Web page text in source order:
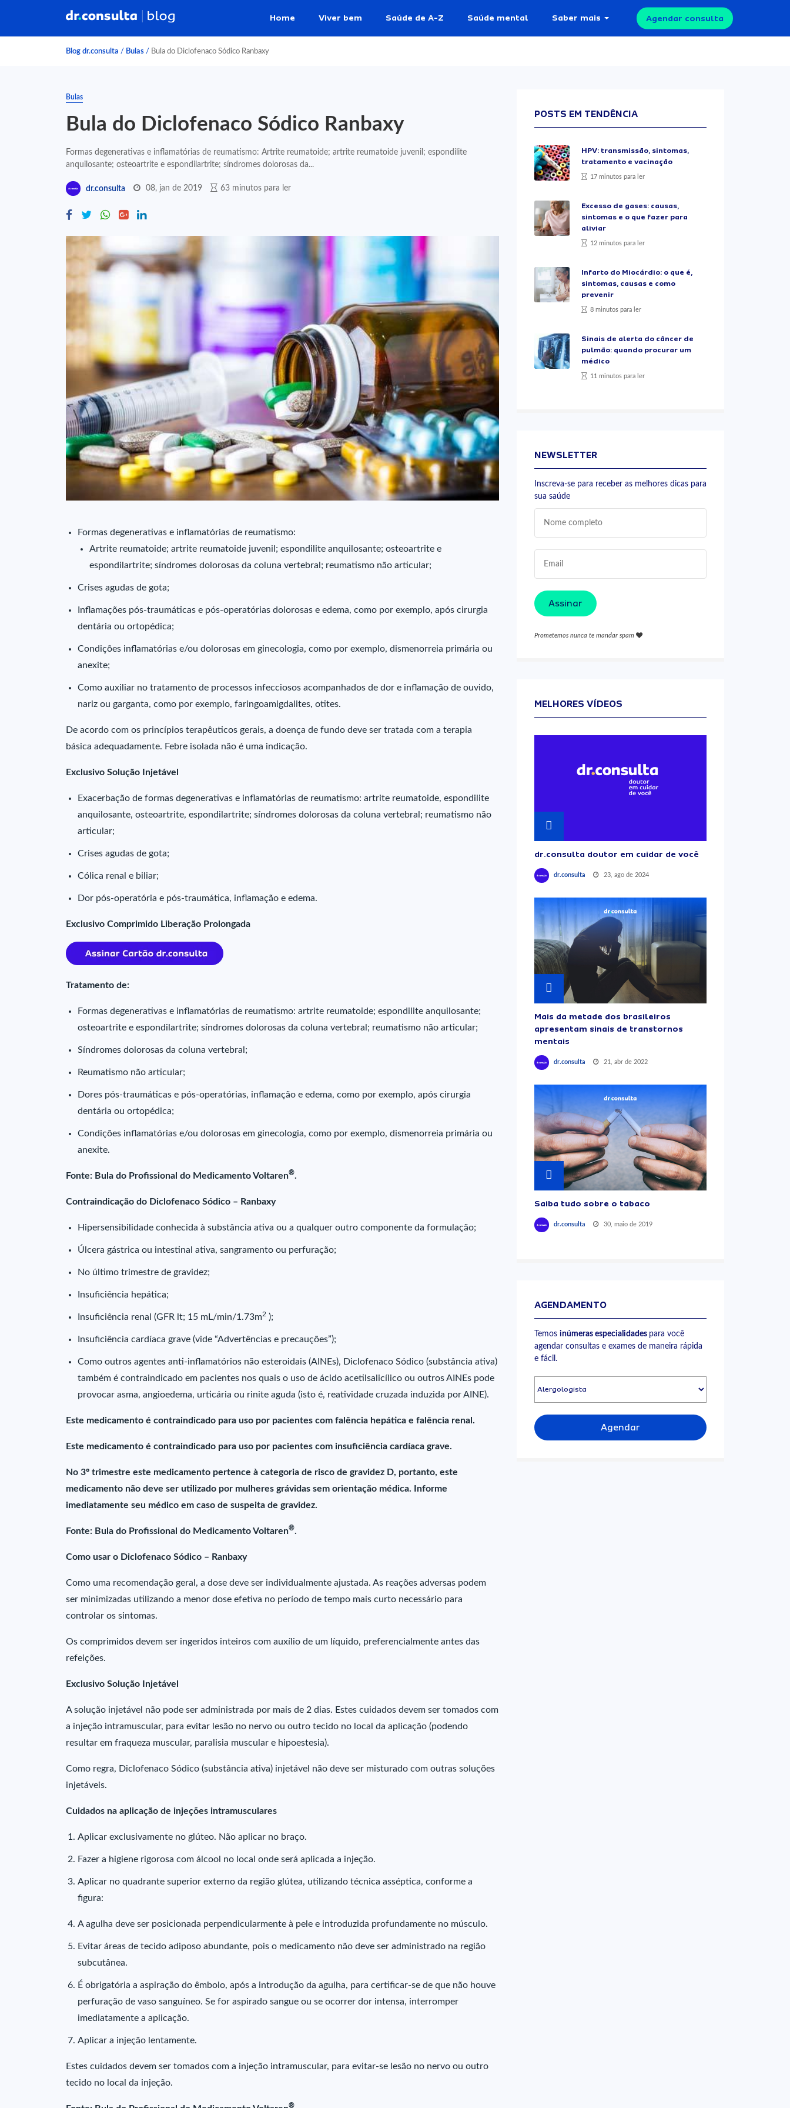
Home Viver bem Saúde de A-Z Saúde mental Saber mais Agendar consulta
Blog dr.consulta / Bulas / Bula do Diclofenaco Sódico Ranbaxy
Bulas
Bula do Diclofenaco Sódico Ranbaxy
Formas degenerativas e inflamatórias de reumatismo: Artrite reumatoide; artrite reumatoide juvenil; espondilite
anquilosante; osteoartrite e espondilartrite; síndromes dolorosas da...
dr.consulta 08, jan de 2019 63 minutos para ler
Formas degenerativas e inflamatórias de reumatismo:
Artrite reumatoide; artrite reumatoide juvenil; espondilite anquilosante; osteoartrite e
espondilartrite; síndromes dolorosas da coluna vertebral; reumatismo não articular;
Crises agudas de gota;
Inflamações pós-traumáticas e pós-operatórias dolorosas e edema, como por exemplo, após cirurgia
dentária ou ortopédica;
Condições inflamatórias e/ou dolorosas em ginecologia, como por exemplo, dismenorreia primária ou
anexite;
Como auxiliar no tratamento de processos infecciosos acompanhados de dor e inflamação de ouvido,
nariz ou garganta, como por exemplo, faringoamigdalites, otites.
De acordo com os princípios terapêuticos gerais, a doença de fundo deve ser tratada com a terapia
básica adequadamente. Febre isolada não é uma indicação.
Exclusivo Solução Injetável
Exacerbação de formas degenerativas e inflamatórias de reumatismo: artrite reumatoide, espondilite
anquilosante, osteoartrite, espondilartrite; síndromes dolorosas da coluna vertebral; reumatismo não
articular;
Crises agudas de gota;
Cólica renal e biliar;
Dor pós-operatória e pós-traumática, inflamação e edema.
Exclusivo Comprimido Liberação Prolongada
Tratamento de:
Formas degenerativas e inflamatórias de reumatismo: artrite reumatoide; espondilite anquilosante;
osteoartrite e espondilartrite; síndromes dolorosas da coluna vertebral; reumatismo não articular;
Síndromes dolorosas da coluna vertebral;
Reumatismo não articular;
Dores pós-traumáticas e pós-operatórias, inflamação e edema, como por exemplo, após cirurgia
dentária ou ortopédica;
Condições inflamatórias e/ou dolorosas em ginecologia, como por exemplo, dismenorreia primária ou
anexite.
Fonte: Bula do Profissional do Medicamento Voltaren®.
Contraindicação do Diclofenaco Sódico – Ranbaxy
Hipersensibilidade conhecida à substância ativa ou a qualquer outro componente da formulação;
Úlcera gástrica ou intestinal ativa, sangramento ou perfuração;
No último trimestre de gravidez;
Insuficiência hepática;
Insuficiência renal (GFR lt; 15 mL/min/1.73m2 );
Insuficiência cardíaca grave (vide “Advertências e precauções”);
Como outros agentes anti-inflamatórios não esteroidais (AINEs), Diclofenaco Sódico (substância ativa)
também é contraindicado em pacientes nos quais o uso de ácido acetilsalicílico ou outros AINEs pode
provocar asma, angioedema, urticária ou rinite aguda (isto é, reatividade cruzada induzida por AINE).
Este medicamento é contraindicado para uso por pacientes com falência hepática e falência renal.
Este medicamento é contraindicado para uso por pacientes com insuficiência cardíaca grave.
No 3º trimestre este medicamento pertence à categoria de risco de gravidez D, portanto, este
medicamento não deve ser utilizado por mulheres grávidas sem orientação médica. Informe
imediatamente seu médico em caso de suspeita de gravidez.
Fonte: Bula do Profissional do Medicamento Voltaren®.
Como usar o Diclofenaco Sódico – Ranbaxy
Como uma recomendação geral, a dose deve ser individualmente ajustada. As reações adversas podem
ser minimizadas utilizando a menor dose efetiva no período de tempo mais curto necessário para
controlar os sintomas.
Os comprimidos devem ser ingeridos inteiros com auxílio de um líquido, preferencialmente antes das
refeições.
Exclusivo Solução Injetável
A solução injetável não pode ser administrada por mais de 2 dias. Estes cuidados devem ser tomados com
a injeção intramuscular, para evitar lesão no nervo ou outro tecido no local da aplicação (podendo
resultar em fraqueza muscular, paralisia muscular e hipoestesia).
Como regra, Diclofenaco Sódico (substância ativa) injetável não deve ser misturado com outras soluções
injetáveis.
Cuidados na aplicação de injeções intramusculares
Aplicar exclusivamente no glúteo. Não aplicar no braço.
Fazer a higiene rigorosa com álcool no local onde será aplicada a injeção.
Aplicar no quadrante superior externo da região glútea, utilizando técnica asséptica, conforme a
figura:
A agulha deve ser posicionada perpendicularmente à pele e introduzida profundamente no músculo.
Evitar áreas de tecido adiposo abundante, pois o medicamento não deve ser administrado na região
subcutânea.
É obrigatória a aspiração do êmbolo, após a introdução da agulha, para certificar-se de que não houve
perfuração de vaso sanguíneo. Se for aspirado sangue ou se ocorrer dor intensa, interromper
imediatamente a aplicação.
Aplicar a injeção lentamente.
Estes cuidados devem ser tomados com a injeção intramuscular, para evitar-se lesão no nervo ou outro
tecido no local da injeção.
®
POSTS EM TENDÊNCIA
HPV: transmissão, sintomas,
tratamento e vacinação
17 minutos para ler
Excesso de gases: causas,
sintomas e o que fazer para
aliviar
12 minutos para ler
Infarto do Miocárdio: o que é,
sintomas, causas e como
prevenir
8 minutos para ler
Sinais de alerta do câncer de
pulmão: quando procurar um
médico
11 minutos para ler
NEWSLETTER
Inscreva-se para receber as melhores dicas para
sua saúde
Assinar
Prometemos nunca te mandar spam
MELHORES VÍDEOS
dr.consulta doutor em cuidar de você
dr.consulta 23, ago de 2024
Mais da metade dos brasileiros
apresentam sinais de transtornos
mentais
dr.consulta 21, abr de 2022
Saiba tudo sobre o tabaco
dr.consulta 30, maio de 2019
AGENDAMENTO
Temos inúmeras especialidades para você
agendar consultas e exames de maneira rápida
e fácil.
Agendar